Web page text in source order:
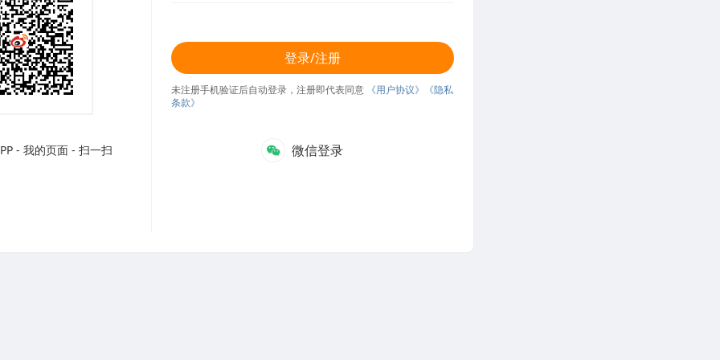
- 我的页面 - 扫一扫
登录/注册
未注册手机验证后自动登录，注册即代表同意 《用户协议》
《隐私
条款》
微信登录